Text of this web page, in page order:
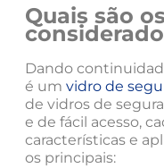
Quais são
Dando
é um vidro de
de vidros de
e de fácil acesso,
características e
os principais: